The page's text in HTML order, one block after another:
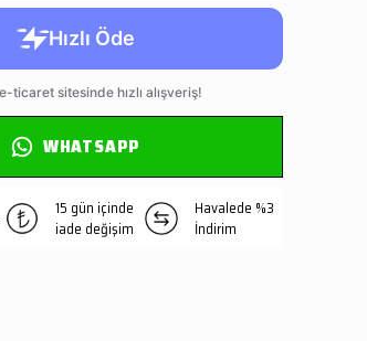
WHATSAPP
15 gün içinde
iade değişim
Havalede %3
İndirim